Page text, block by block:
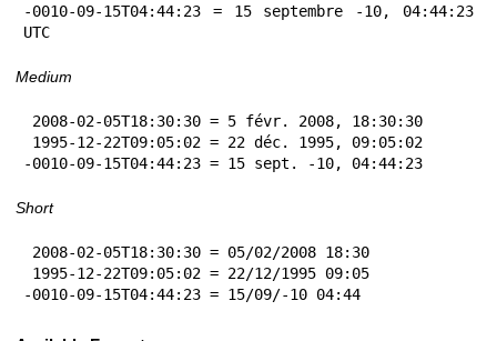
-0010-09-15T04:44:23 = 15 septembre -10, 04:44:23
UTC
Medium
-0010-09-15T04:44:23 = 15 sept. -10, 04:44:23
Short
-0010-09-15T04:44:23 = 15/09/-10 04:44